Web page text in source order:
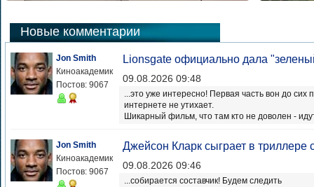
Новые комментарии
Jon Smith
Киноакадемик
Постов: 9067
Lionsgate официально дала
09.08.2026 09:48
...это уже интересно! Первая часть вон до сих
интернете не утихает.
Шикарный фильм, что там кто не доволен -
Jon Smith
Киноакадемик
Постов: 9067
Джейсон Кларк сыграет в
09.08.2026 09:46
...собирается составчик! Будем следить